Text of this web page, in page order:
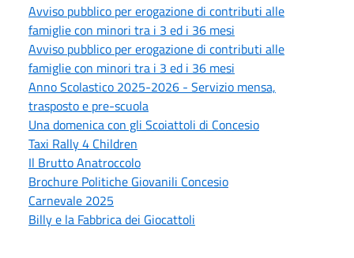
Avviso pubblico per erogazione di contributi alle
famiglie con minori tra i 3 ed i 36 mesi
Avviso pubblico per erogazione di contributi alle
famiglie con minori tra i 3 ed i 36 mesi
Anno Scolastico 2025-2026 - Servizio mensa,
trasposto e pre-scuola
Una domenica con gli Scoiattoli di Concesio
Taxi Rally 4 Children
Il Brutto Anatroccolo
Brochure Politiche Giovanili Concesio
Carnevale 2025
Billy e la Fabbrica dei Giocattoli